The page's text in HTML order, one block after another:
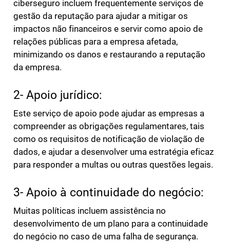
ciberseguro incluem frequentemente serviços de
gestão da reputação para ajudar a mitigar os
impactos não financeiros e servir como apoio de
relações públicas para a empresa afetada,
minimizando os danos e restaurando a reputação
da empresa.
2- Apoio jurídico:
Este serviço de apoio pode ajudar as empresas a
compreender as obrigações regulamentares, tais
como os requisitos de notificação de violação de
dados, e ajudar a desenvolver uma estratégia eficaz
para responder a multas ou outras questões legais.
3- Apoio à continuidade do negócio:
Muitas políticas incluem assistência no
desenvolvimento de um plano para a continuidade
do negócio no caso de uma falha de segurança.